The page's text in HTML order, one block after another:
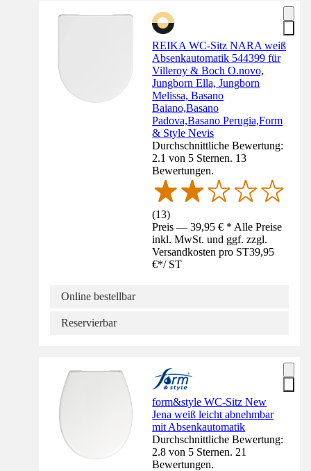
REIKA WC-Sitz NARA weiß
Absenkautomatik 544399 für
Villeroy & Boch O.novo,
Jungborn Ella, Jungborn
Melissa, Basano
Baiano,Basano
Padova,Basano Perugia,Form
& Style Nevis
Durchschnittliche Bewertung:
2.1 von 5 Sternen. 13
Bewertungen.
(13)
Preis — 39,95 € * Alle Preise
inkl. MwSt. und ggf. zzgl.
Versandkosten pro ST39,95
€*/ ST
Online bestellbar
Reservierbar
form&style WC-Sitz New
Jena weiß leicht abnehmbar
mit Absenkautomatik
Durchschnittliche Bewertung:
2.8 von 5 Sternen. 21
Bewertungen.